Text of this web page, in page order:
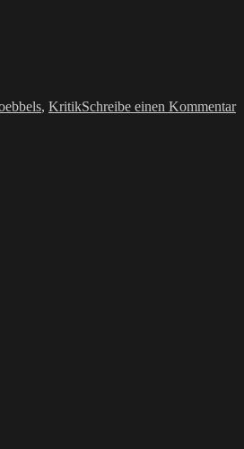
, KritikSchreibe einen Kommentarich